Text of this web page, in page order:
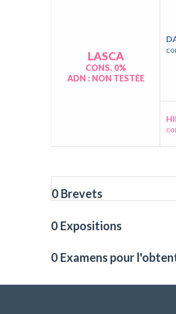
LASCA
CONS. 0%
ADN : NON TESTÉE
0 Brevets
0 Expositions
0 Examens pour